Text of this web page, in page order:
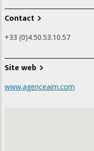
Contact
+33 (0)4.50.53.10.57
Site web
www.agenceaim.com